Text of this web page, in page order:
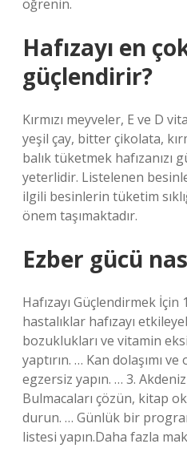
öğrenin.
Hafızayı en
güçlendirir?
Kırmızı meyveler, E ve D
yeşil çay, bitter çikolata,
balık tüketmek hafızanızı
yeterlidir. Listelenen
ilgili besinlerin tüketim
önem taşımaktadır.
Ezber gücü
Hafızayı Güçlendirmek
hastalıklar hafızayı
bozuklukları ve vitamin
yaptırın. … Kan dolaşımı
egzersiz yapın. … 3.
Bulmacaları çözün, kitap
durun. … Günlük bir
listesi yapın.Daha fazla